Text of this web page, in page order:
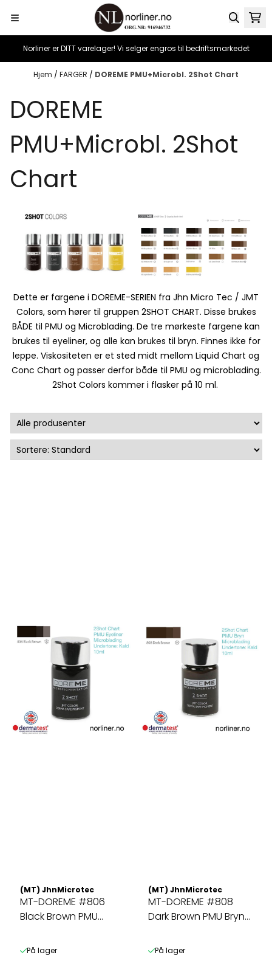
Hopp til innhold
Norliner er DITT varelager! Vi selger engros til bedriftsmarkedet
Hjem / FARGER / DOREME PMU+Microbl. 2Shot Chart
DOREME
PMU+Microbl. 2Shot
Chart
Dette er fargene i DOREME-SERIEN fra Jhn Micro Tec / JMT
Colors, som hører til gruppen 2SHOT CHART. Disse brukes
BÅDE til PMU og Microblading. De tre mørkeste fargene kan
brukes til eyeliner, og alle kan brukes til bryn. Finnes ikke for
leppe. Viskositeten er et sted midt mellom Liquid Chart og
Conc Chart og passer derfor både til PMU og microblading.
2Shot Colors kommer i flasker på 10 ml.
(MT) JhnMicrotec
MT-DOREME #806
Black Brown PMU
På lager
(MT) JhnMicrotec
MT-DOREME #808
Dark Brown PMU Bryn
På lager